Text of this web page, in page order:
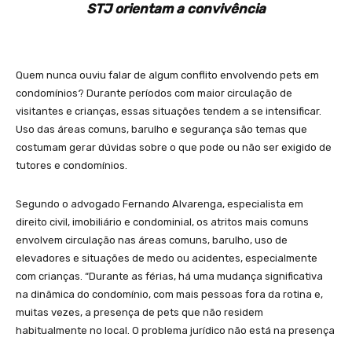
STJ orientam a convivência
Quem nunca ouviu falar de algum conflito envolvendo pets em
condomínios? Durante períodos com maior circulação de
visitantes e crianças, essas situações tendem a se intensificar.
Uso das áreas comuns, barulho e segurança são temas que
costumam gerar dúvidas sobre o que pode ou não ser exigido de
tutores e condomínios.
Segundo o advogado Fernando Alvarenga, especialista em
direito civil, imobiliário e condominial, os atritos mais comuns
envolvem circulação nas áreas comuns, barulho, uso de
elevadores e situações de medo ou acidentes, especialmente
com crianças. “Durante as férias, há uma mudança significativa
na dinâmica do condomínio, com mais pessoas fora da rotina e,
muitas vezes, a presença de pets que não residem
habitualmente no local. O problema jurídico não está na presença